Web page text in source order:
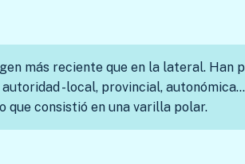
más reciente que en la lateral. Han
-local, provincial,
que consistió en una varilla polar.